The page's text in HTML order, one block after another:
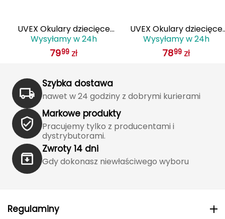
Hydro Flask
IGLOO
INNY
Icebreaker
UVEX Okulary dziecięce
sportstyle 514
(53/3/065/5716/UNI) szare
Wysyłamy w 24h
7999 zł
UVEX Okulary dziecięce
sportstyle 514
(53/3/065/5716/UNI)
Wysyłamy w 24h
7899 zł
Szybka dostawa
nawet w 24 godziny z dobrymi kurierami
Markowe produkty
Pracujemy tylko z producentami i
dystrybutorami.
Zwroty 14 dni
Gdy dokonasz niewłaściwego wyboru
Regulaminy